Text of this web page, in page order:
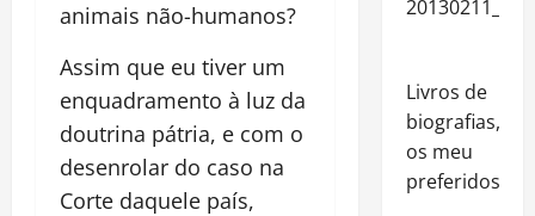
animais não-humanos?
Assim que eu tiver um
enquadramento à luz da
doutrina pátria, e com o
desenrolar do caso na
Corte daquele país,
Livros de
biografias,
os meu
preferidos